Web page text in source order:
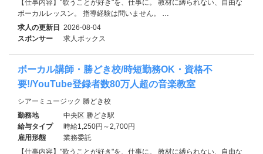
【仕事内容】"歌うことが好き"を、仕事に。 教材に縛られない、自由な
ボーカルレッスン。 指導経験は問いません。 …
求人の更新日 2026-08-04
スポンサー
求人ボックス
ボーカル講師・勝どき校/時短勤務OK・資格不
要!/YouTube登録者数80万人超の音楽教室
シアーミュージック 勝どき校
勤務地
中央区 勝どき駅
給与タイプ
時給1,250円～2,700円
雇用形態
業務委託
【仕事内容】"歌うことが好き"を、仕事に。 教材に縛られない、自由な